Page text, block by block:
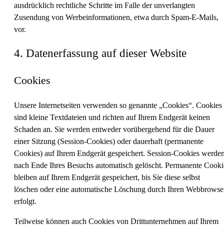
ausdrücklich rechtliche Schritte im Falle der unverlangten
Zusendung von Werbeinformationen, etwa durch Spam-E-Mails,
vor.
4. Datenerfassung auf dieser Website
Cookies
Unsere Internetseiten verwenden so genannte „Cookies“. Cookies
sind kleine Textdateien und richten auf Ihrem Endgerät keinen
Schaden an. Sie werden entweder vorübergehend für die Dauer
einer Sitzung (Session-Cookies) oder dauerhaft (permanente
Cookies) auf Ihrem Endgerät gespeichert. Session-Cookies
nach Ende Ihres Besuchs automatisch gelöscht. Permanente
bleiben auf Ihrem Endgerät gespeichert, bis Sie diese selbst
löschen oder eine automatische Löschung durch Ihren
erfolgt.
Teilweise können auch Cookies von Drittunternehmen auf Ihrem